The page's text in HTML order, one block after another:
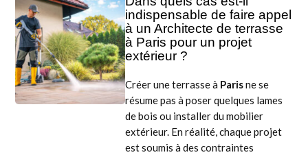
indispensable de faire appel
à un Architecte de terrasse
à Paris pour un projet
extérieur ?
Créer une terrasse à Parisne se
résume pas à poser quelques lames
de bois ou installer du mobilier
extérieur. En réalité, chaque projet
est soumis à des contraintes